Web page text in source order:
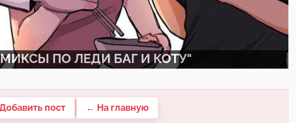
ПО ЛЕДИ БАГ И КОТУ"
пост ← На главную